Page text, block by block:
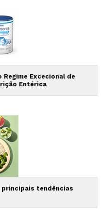
Excecional de
Entérica
tendências